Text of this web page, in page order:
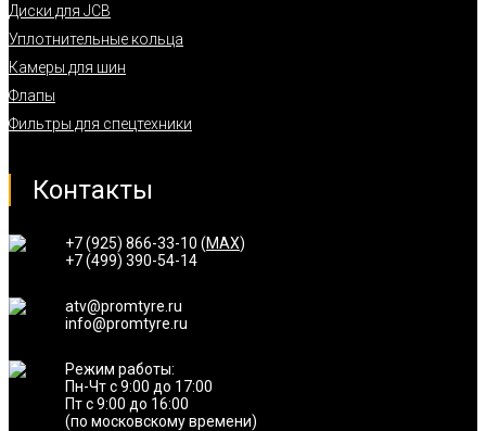
Диски для JCB
Уплотнительные кольца
Камеры для шин
Флапы
Фильтры для спецтехники
Контакты
+7 (925) 866-33-10 (MAX)
+7 (499) 390-54-14
atv@promtyre.ru
info@promtyre.ru
Режим работы:
Пн-Чт с 9:00 до 17:00
Пт с 9:00 до 16:00
(по московскому времени)